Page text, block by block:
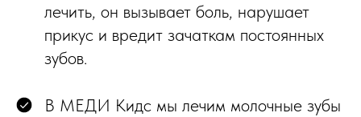
лечить, он вызывает боль, нарушает
прикус и вредит зачаткам постоянных
зубов.
В МЕДИ Кидс мы лечим молочные зубы